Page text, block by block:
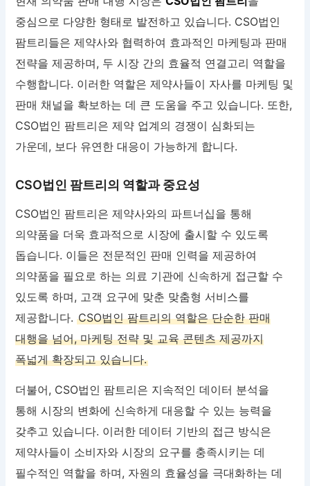
중심으로 다양한 형태로 발전하고 있습니다. CSO법인
팜트리들은 제약사와 협력하여 효과적인 마케팅과 판매
전략을 제공하며, 두 시장 간의 효율적 연결고리 역할을
수행합니다. 이러한 역할은 제약사들이 자사를 마케팅 및
판매 채널을 확보하는 데 큰 도움을 주고 있습니다. 또한,
CSO법인 팜트리은 제약 업계의 경쟁이 심화되는
가운데, 보다 유연한 대응이 가능하게 합니다.
CSO법인 팜트리의 역할과 중요성
CSO법인 팜트리은 제약사와의 파트너십을 통해
의약품을 더욱 효과적으로 시장에 출시할 수 있도록
돕습니다. 이들은 전문적인 판매 인력을 제공하여
의약품을 필요로 하는 의료 기관에 신속하게 접근할 수
있도록 하며, 고객 요구에 맞춘 맞춤형 서비스를
제공합니다.CSO법인 팜트리의 역할은 단순한 판매
대행을 넘어, 마케팅 전략 및 교육 콘텐츠 제공까지
폭넓게 확장되고 있습니다.
더불어, CSO법인 팜트리은 지속적인 데이터 분석을
통해 시장의 변화에 신속하게 대응할 수 있는 능력을
갖추고 있습니다. 이러한 데이터 기반의 접근 방식은
제약사들이 소비자와 시장의 요구를 충족시키는 데
필수적인 역할을 하며, 자원의 효율성을 극대화하는 데